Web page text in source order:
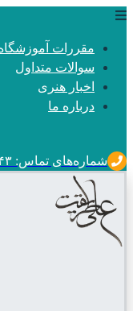
مقررات
سوالات متداول
اخبار هنری
درباره ما
شماره‌های تماس: ۲۲۷۵۰۶۴۳ / ۲۲۷۵۰۶۸۳